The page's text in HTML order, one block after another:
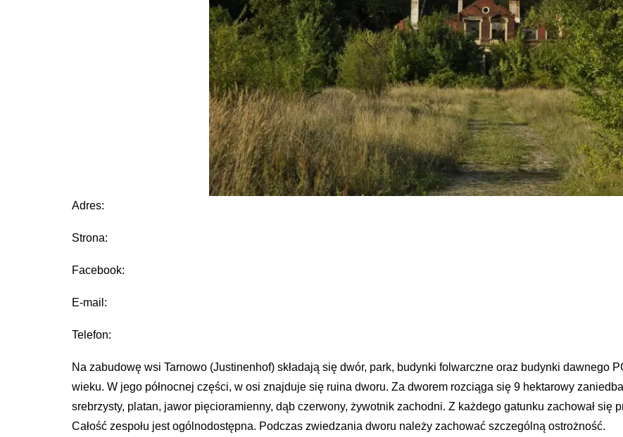
Adres:
Strona:
Facebook:
E-mail:
Telefon:
Na zabudowę wsi Tarnowo (Justinenhof) składają się dwór, park, budynki folwarczne oraz budynki dawnego
wieku. W jego północnej części, w osi znajduje się ruina dworu. Za dworem rozciąga się 9 hektarowy
srebrzysty, platan, jawor pięcioramienny, dąb czerwony, żywotnik zachodni. Z każdego gatunku zachował się
Całość zespołu jest ogólnodostępna. Podczas zwiedzania dworu należy zachować szczególną ostrożność.